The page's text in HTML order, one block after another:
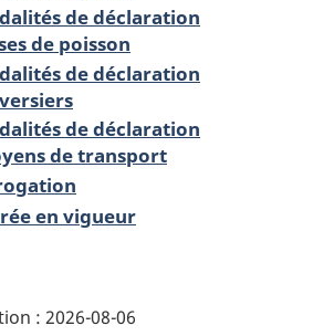
de déclaration
de poisson
de déclaration
de déclaration
de transport
en vigueur
: 2026-08-06